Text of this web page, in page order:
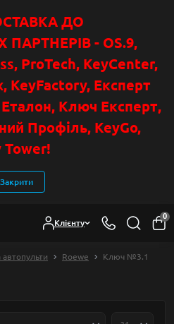
ДО
- OS.9,
ProTech, KeyCenter,
KeyFactory, Експерт
Ключ Експерт,
Профіль, KeyGo,
Tower!
Закрити
Клієнту
0
Roewe Ключ №3.1